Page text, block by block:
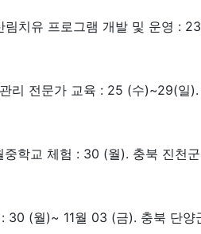
림치유 프로그램 개발 및 운영 :
리 전문가 교육 : 25 (수)~29(일).
중학교 체험 : 30 (월). 충북 진천군
30 (월)~ 11월 03 (금). 충북 단양